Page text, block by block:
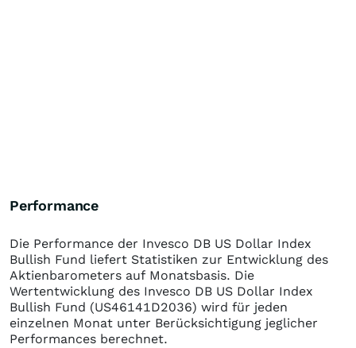
Performance
Die Performance der Invesco DB US Dollar Index
Bullish Fund liefert Statistiken zur Entwicklung des
Aktienbarometers auf Monatsbasis. Die
Wertentwicklung des Invesco DB US Dollar Index
Bullish Fund (US46141D2036) wird für jeden
einzelnen Monat unter Berücksichtigung jeglicher
Performances berechnet.